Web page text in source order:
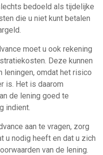
bedoeld als tijdelijke
die u niet kunt betalen
moet u ook rekening
Deze kunnen
leningen, omdat het risico
is. Het is daarom
de lening goed te
indient.
aan te vragen, zorg
u nodig heeft en dat u zich
van de lening.